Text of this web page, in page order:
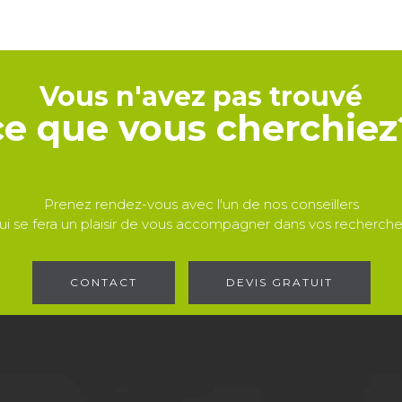
Vous n'avez pas trouvé
que vous
Prenez rendez-vous avec l'un de nos conseillers
se fera un plaisir de vous accompagner dans vos
CONTACT DEVIS GRATUIT